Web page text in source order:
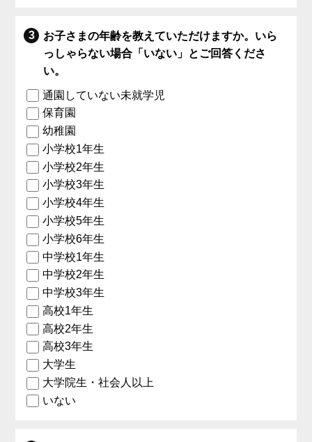
お子さまの年齢を教えていただけますか。いら
っしゃらない場合「いない」とご回答くださ
い。
通園していない未就学児
保育園
幼稚園
小学校1年生
小学校2年生
小学校3年生
小学校4年生
小学校5年生
小学校6年生
中学校1年生
中学校2年生
中学校3年生
高校1年生
高校2年生
高校3年生
大学生
大学院生・社会人以上
いない